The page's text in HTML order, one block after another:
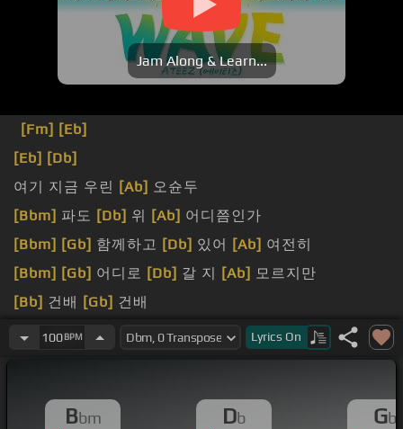
Jam Along & Learn...
[Fm] [Eb]
[Eb] [Db]
여기 지금 우린 [Ab] 오슌두
[Bbm] 파도 [Db] 위 [Ab] 어디쯤인가
[Bbm] [Gb] 함께하고 [Db] 있어 [Ab] 여전히
[Bbm] [Gb] 어디로 [Db] 갈 지 [Ab] 모르지만
[Bb] 건배 [Gb] 건배
아래서
100BPM Lyrics On
Bbm Db Gb